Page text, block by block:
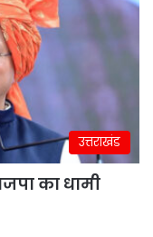
उत्तराखंड
का धामी